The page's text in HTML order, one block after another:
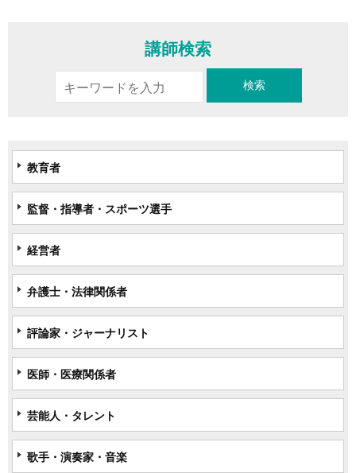
講師検索
教育者
監督・指導者・スポーツ選手
経営者
弁護士・法律関係者
評論家・ジャーナリスト
医師・医療関係者
芸能人・タレント
歌手・演奏家・音楽